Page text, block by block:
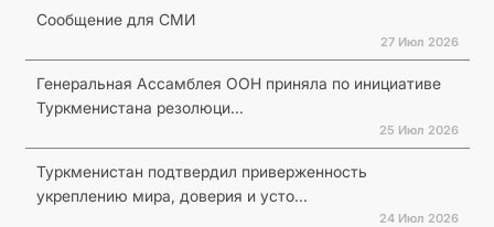
Сообщение для СМИ
27 Июл 2026
Генеральная Ассамблея ООН приняла по инициативе
Туркменистана резолюци...
25 Июл 2026
Туркменистан подтвердил приверженность
укреплению мира, доверия и усто...
24 Июл 2026